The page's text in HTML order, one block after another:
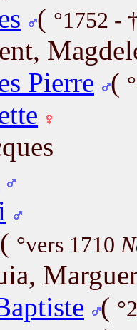
( °1752 -
Pierre (
( °vers 1710
(